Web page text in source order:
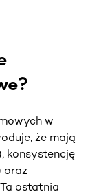
w
że mają
konsystencję
oraz
ostatnia